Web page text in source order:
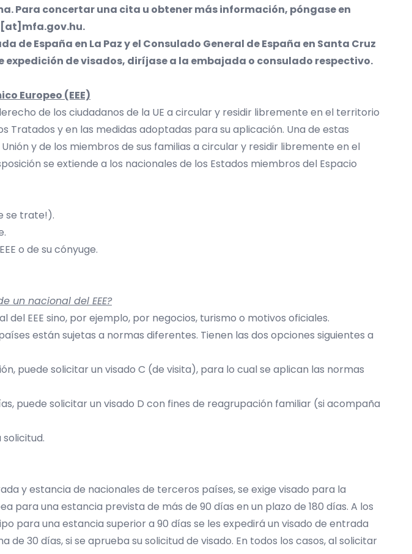
Para concertar una cita u obtener más información, póngase en
.
de España en La Paz y el Consulado General de España en Santa Cruz
de visados, diríjase a la embajada o consulado respectivo.
Europeo (EEE)
de los ciudadanos de la UE a circular y residir libremente en el territorio
Tratados y en las medidas adoptadas para su aplicación. Una de estas
y de los miembros de sus familias a circular y residir libremente en el
se extiende a los nacionales de los Estados miembros del Espacio
se trate!).
o de su cónyuge.
un nacional del EEE?
EEE sino, por ejemplo, por negocios, turismo o motivos oficiales.
están sujetas a normas diferentes. Tienen las dos opciones siguientes a
puede solicitar un visado C (de visita), para lo cual se aplican las normas
puede solicitar un visado D con fines de reagrupación familiar (si acompaña
y estancia de nacionales de terceros países, se exige visado para la
una estancia prevista de más de 90 días en un plazo de 180 días. A los
una estancia superior a 90 días se les expedirá un visado de entrada
30 días, si se aprueba su solicitud de visado. En todos los casos, al solicitar